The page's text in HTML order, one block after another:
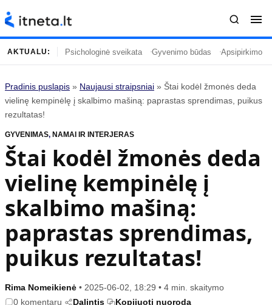
Turinys
Gyvenimas
Įdomybės
Mada
Namai ir interjeras
Temos
Technologijos
Gyvenimo būdas
Vasaros mada
Tėvai ir vaikai
Populiaru Informacija
AKTUALU: Psichologinė sveikata Gyvenimo būdas Apsipirkimo
Pradinis puslapis » Naujausi straipsniai » Štai kodėl žmonės deda
vielinę kempinėlę į skalbimo mašiną: paprastas sprendimas, puikus
rezultatas!
GYVENIMAS, NAMAI IR INTERJERAS
Štai kodėl žmonės deda
vielinę kempinėlę į
skalbimo mašiną:
paprastas sprendimas,
puikus rezultatas!
Rima Nomeikienė • 2025-06-02, 18:29 • 4 min. skaitymo
0 komentarų
Dalintis Kopijuoti nuorodą